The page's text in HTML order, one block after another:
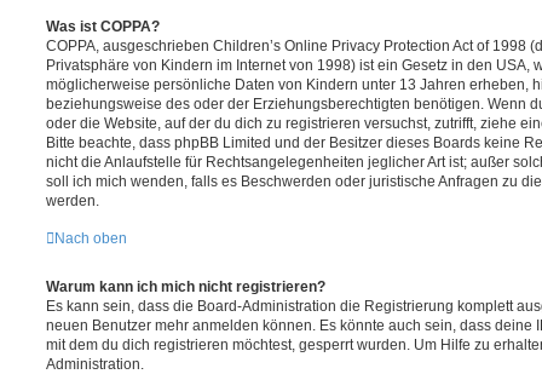
Was ist COPPA?
COPPA, ausgeschrieben Children’s Online Privacy Protection Act of 1998
Privatsphäre von Kindern im Internet von 1998) ist ein Gesetz in den USA,
möglicherweise persönliche Daten von Kindern unter 13 Jahren erheben,
beziehungsweise des oder der Erziehungsberechtigten benötigen. Wenn
oder die Website, auf der du dich zu registrieren versuchst, zutrifft, ziehe
Bitte beachte, dass phpBB Limited und der Besitzer dieses Boards keine
nicht die Anlaufstelle für Rechtsangelegenheiten jeglicher Art ist; außer
soll ich mich wenden, falls es Beschwerden oder juristische Anfragen zu
werden.
Nach oben
Warum kann ich mich nicht registrieren?
Es kann sein, dass die Board-Administration die Registrierung komplett
neuen Benutzer mehr anmelden können. Es könnte auch sein, dass deine
mit dem du dich registrieren möchtest, gesperrt wurden. Um Hilfe zu
Administration.